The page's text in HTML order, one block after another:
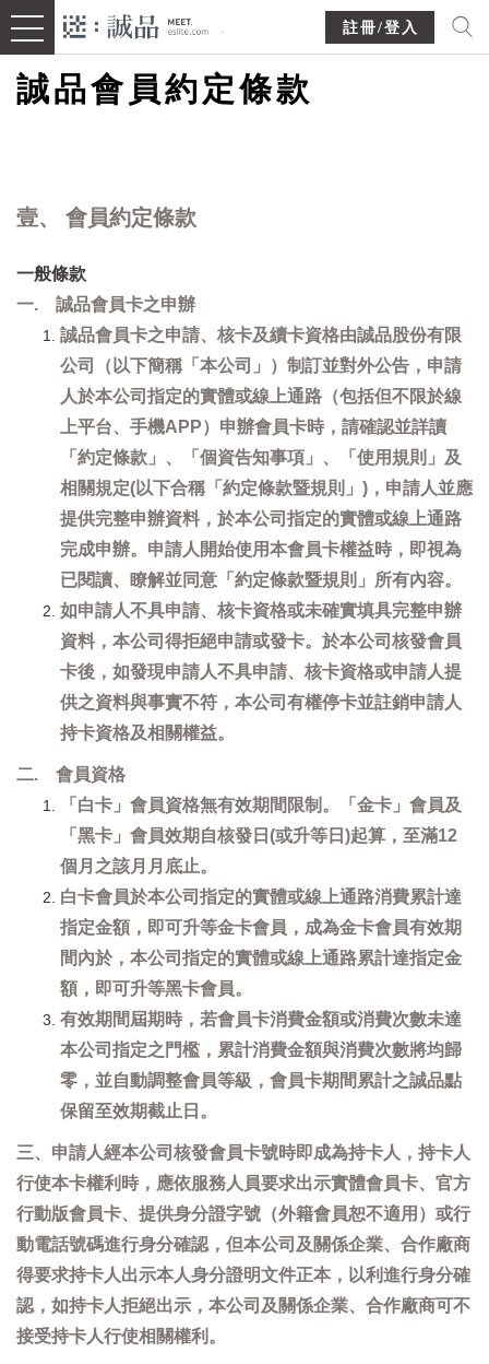
註冊/登入
誠品會員約定條款
壹、 會員約定條款
一般條款
一. 誠品會員卡之申辦
誠品會員卡之申請、核卡及續卡資格由誠品股份有限
公司（以下簡稱「本公司」）制訂並對外公告，申請
人於本公司指定的實體或線上通路（包括但不限於線
上平台、手機APP）申辦會員卡時，請確認並詳讀
「約定條款」、「個資告知事項」、「使用規則」及
相關規定(以下合稱「約定條款暨規則」)，申請人並應
提供完整申辦資料，於本公司指定的實體或線上通路
完成申辦。申請人開始使用本會員卡權益時，即視為
已閱讀、瞭解並同意「約定條款暨規則」所有內容。
如申請人不具申請、核卡資格或未確實填具完整申辦
資料，本公司得拒絕申請或發卡。於本公司核發會員
卡後，如發現申請人不具申請、核卡資格或申請人提
供之資料與事實不符，本公司有權停卡並註銷申請人
持卡資格及相關權益。
二. 會員資格
「白卡」會員資格無有效期間限制。「金卡」會員及
「黑卡」會員效期自核發日(或升等日)起算，至滿12
個月之該月月底止。
白卡會員於本公司指定的實體或線上通路消費累計達
指定金額，即可升等金卡會員，成為金卡會員有效期
間內於，本公司指定的實體或線上通路累計達指定金
額，即可升等黑卡會員。
有效期間屆期時，若會員卡消費金額或消費次數未達
本公司指定之門檻，累計消費金額與消費次數將均歸
零，並自動調整會員等級，會員卡期間累計之誠品點
保留至效期截止日。
三、申請人經本公司核發會員卡號時即成為持卡人，持卡人
行使本卡權利時，應依服務人員要求出示實體會員卡、官方
行動版會員卡、提供身分證字號（外籍會員恕不適用）或行
動電話號碼進行身分確認，但本公司及關係企業、合作廠商
得要求持卡人出示本人身分證明文件正本，以利進行身分確
認，如持卡人拒絕出示，本公司及關係企業、合作廠商可不
接受持卡人行使相關權利。